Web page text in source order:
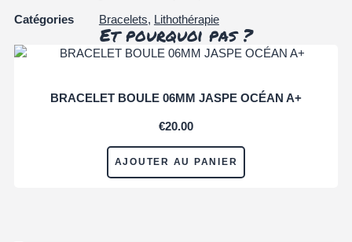
Catégories Bracelets, Lithothérapie
Et pourquoi pas ?
BRACELET BOULE 06MM JASPE OCÉAN A+
€20.00
AJOUTER AU PANIER